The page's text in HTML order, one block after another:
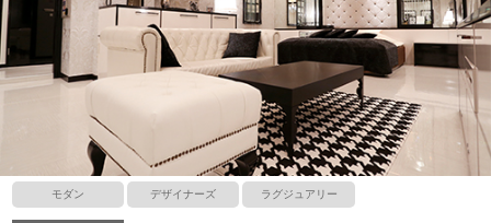
モダン デザイナーズ ラグジュアリー